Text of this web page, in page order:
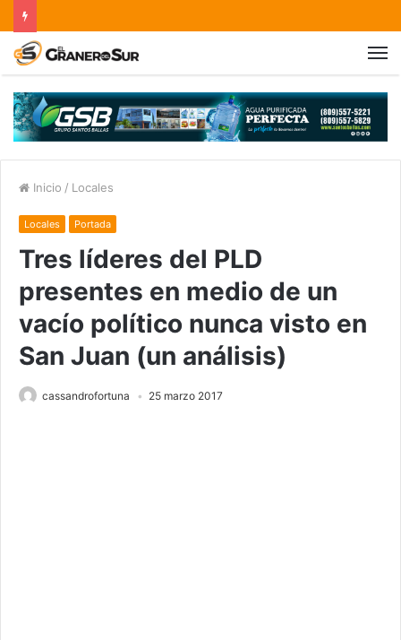
Inicio / Locales
Locales Portada
Tres líderes del PLD
presentes en medio de un
vacío político nunca visto en
San Juan (un análisis)
cassandrofortuna 25 marzo 2017